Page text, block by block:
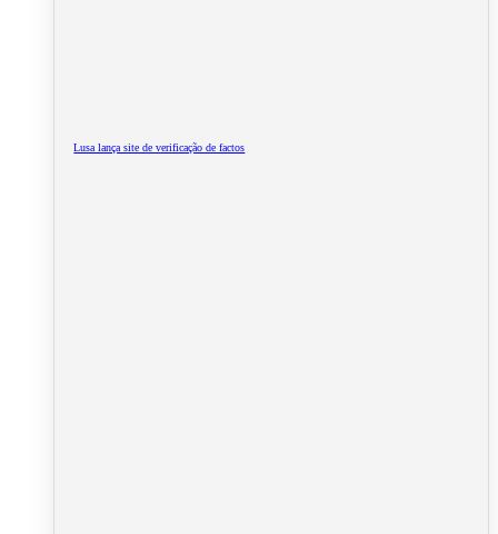
Lusa lança site de verificação de factos